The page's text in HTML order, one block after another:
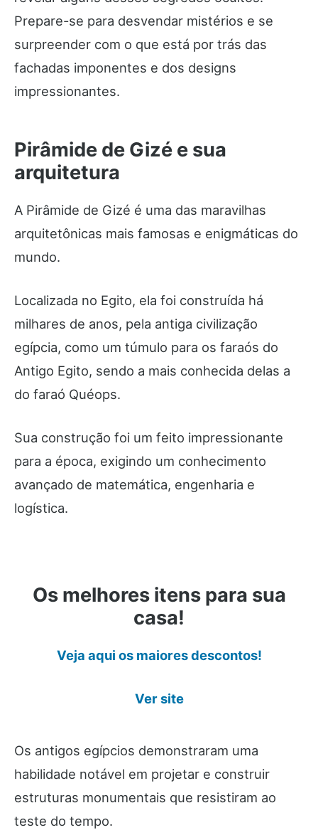
Prepare-se para desvendar mistérios e se
surpreender com o que está por trás das
fachadas imponentes e dos designs
impressionantes.
Pirâmide de Gizé e sua
arquitetura
A Pirâmide de Gizé é uma das maravilhas
arquitetônicas mais famosas e enigmáticas do
mundo.
Localizada no Egito, ela foi construída há
milhares de anos, pela antiga civilização
egípcia, como um túmulo para os faraós do
Antigo Egito, sendo a mais conhecida delas a
do faraó Quéops.
Sua construção foi um feito impressionante
para a época, exigindo um conhecimento
avançado de matemática, engenharia e
logística.
Os melhores itens para sua
casa!
Veja aqui os maiores descontos!
Ver site
Os antigos egípcios demonstraram uma
habilidade notável em projetar e construir
estruturas monumentais que resistiram ao
teste do tempo.